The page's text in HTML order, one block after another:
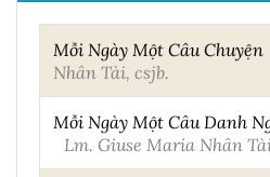
Mỗi Ngày Một Câu Chuyện
Nhân Tài, csjb.
Mỗi Ngày Một Câu Danh
Lm. Giuse Maria Nhân